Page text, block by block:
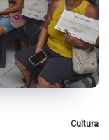
Cultura